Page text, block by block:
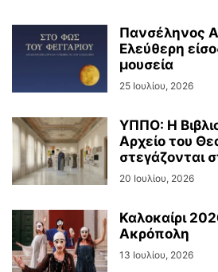
Πανσέληνος
Ελεύθερη
μουσεία
25 Ιουλίου, 2026
ΥΠΠΟ: Η
Αρχείο του
στεγάζονται
20 Ιουλίου, 2026
Καλοκαίρι
Ακρόπολη
13 Ιουλίου, 2026